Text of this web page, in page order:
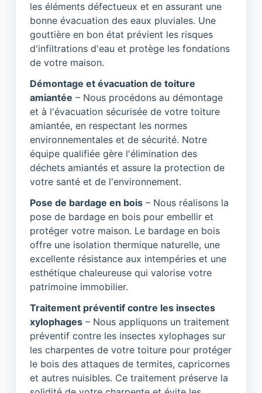
les éléments défectueux et en assurant une
bonne évacuation des eaux pluviales. Une
gouttière en bon état prévient les risques
d'infiltrations d'eau et protège les fondations
de votre maison.
Démontage et évacuation de toiture
amiantée – Nous procédons au démontage
et à l'évacuation sécurisée de votre toiture
amiantée, en respectant les normes
environnementales et de sécurité. Notre
équipe qualifiée gère l'élimination des
déchets amiantés et assure la protection de
votre santé et de l'environnement.
Pose de bardage en bois – Nous réalisons la
pose de bardage en bois pour embellir et
protéger votre maison. Le bardage en bois
offre une isolation thermique naturelle, une
excellente résistance aux intempéries et une
esthétique chaleureuse qui valorise votre
patrimoine immobilier.
Traitement préventif contre les insectes
xylophages – Nous appliquons un traitement
préventif contre les insectes xylophages sur
les charpentes de votre toiture pour protéger
le bois des attaques de termites, capricornes
et autres nuisibles. Ce traitement préserve la